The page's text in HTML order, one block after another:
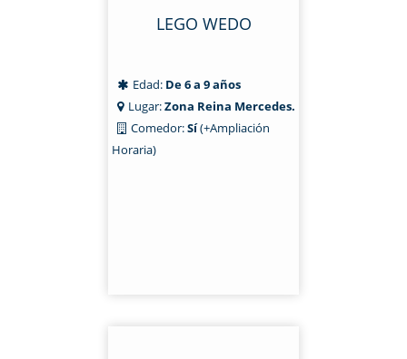
LEGO WEDO
Edad: De 6 a 9 años
Lugar:Zona Reina Mercedes.
Comedor:Sí(+Ampliación
Horaria)